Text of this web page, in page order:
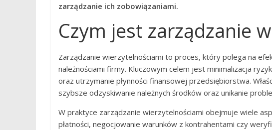
zarządzanie ich zobowiązaniami.
Czym jest zarządzanie
Zarządzanie wierzytelnościami to proces, który polega na
należnościami firmy. Kluczowym celem jest minimalizacja
oraz utrzymanie płynności finansowej przedsiębiorstwa.
szybsze odzyskiwanie należnych środków oraz unikanie
W praktyce zarządzanie wierzytelnościami obejmuje wiele
płatności, negocjowanie warunków z kontrahentami czy